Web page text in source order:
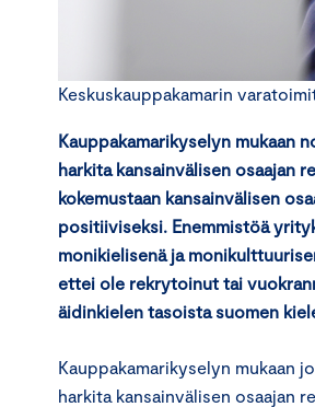
Keskuskauppakamarin
Kauppakamarikyselyn mukaan
harkita kansainvälisen osaajan
kokemustaan kansainvälisen
positiiviseksi. Enemmistöä
monikielisenä ja
ettei ole rekrytoinut tai
äidinkielen tasoista suomen
Kauppakamarikyselyn mukaan
harkita kansainvälisen osaajan